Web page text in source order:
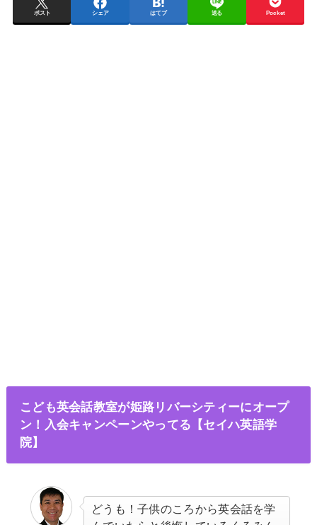
ポスト シェア はてブ 送る Pocket
こども英会話教室が姫路リバーシティーにオープ
ン！入会キャンペーンやってる【セイハ英語学
院】
どうも！子供のころから英会話を学